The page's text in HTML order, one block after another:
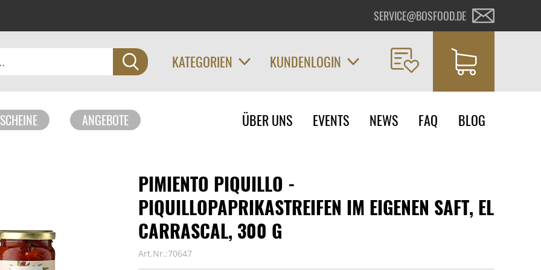
SERVICE@BOSFOOD.DE
KATEGORIEN KUNDENLOGIN
ANGEBOTE
Navigation
überspringen
ÜBER UNS EVENTS NEWS FAQ BLOG
PIMIENTO PIQUILLO -
PIQUILLOPAPRIKASTREIFEN IM EIGENEN SAFT, EL
CARRASCAL, 300 G
Art.Nr.:70647